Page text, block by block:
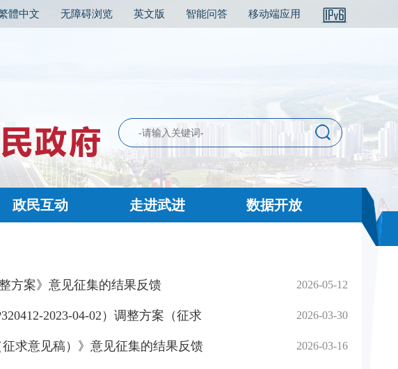
體中文 无障碍浏览 英文版 智能问答 移动端应用
政民互动 走进武进 数据开放
方案》意见征集的结果反馈 2026-05-12
2023-04-02）调整方案（征求 2026-03-30
求意见稿）》意见征集的结果反馈 2026-03-16